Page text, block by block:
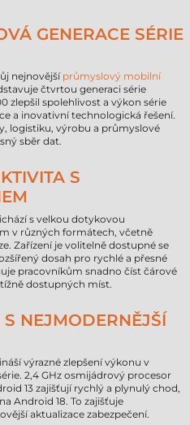
GENERACE SÉRIE
nejnovější průmyslový mobilní
čtvrtou generaci série
zlepšil spolehlivost a výkon série
a inovativní technologická řešení.
logistiku, výrobu a průmyslové
sběr dat.
S
s velkou dotykovou
v různých formátech, včetně
Zařízení je volitelně dostupné se
dosah pro rychlé a přesné
pracovníkům snadno číst čárové
dostupných míst.
NEJMODERNĚJŠÍ
výrazné zlepšení výkonu v
2,4 GHz osmijádrový procesor
13 zajišťují rychlý a plynulý chod,
Android 18. To zajišťuje
aktualizace zabezpečení.